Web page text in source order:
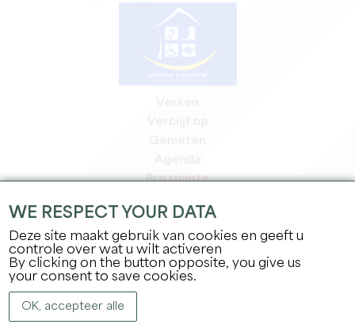
Pro ruimte
Pers ruimte
Banen & stages
Juridische informatie
Privacybeleid
WE RESPECT YOUR DATA
Deze site maakt gebruik van cookies en geeft u
controle over wat u wilt activeren
By clicking on the button opposite, you give us
your consent to save cookies.
OK, accepteer alle